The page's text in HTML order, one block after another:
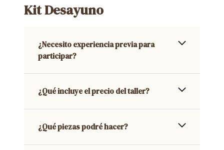
Kit Desayuno
¿Necesito experiencia previa para
participar?
¿Qué incluye el precio del taller?
¿Qué piezas podré hacer?